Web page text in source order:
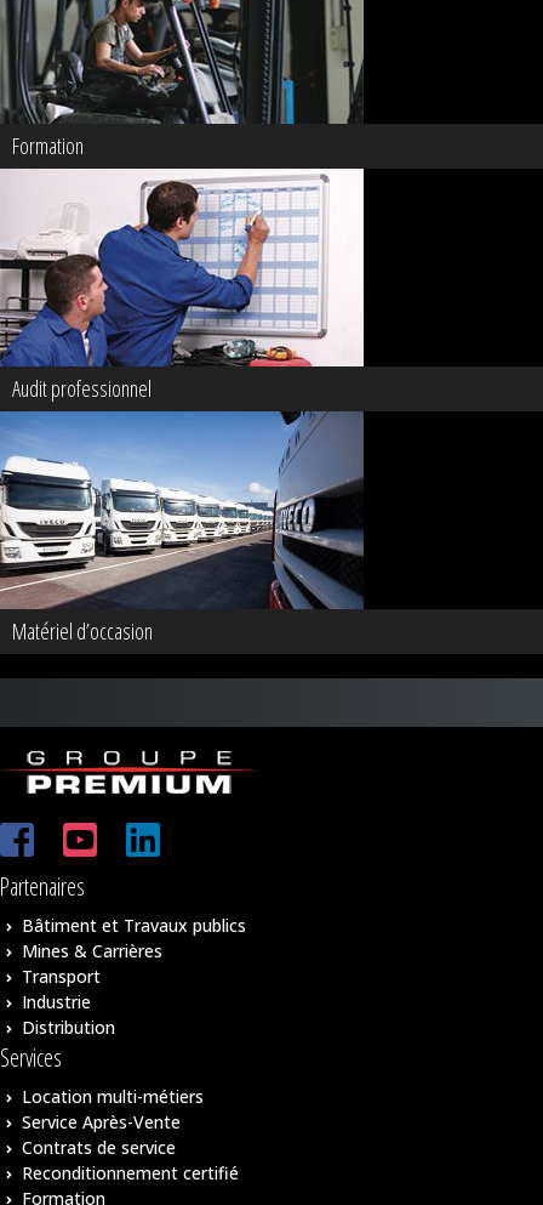
Formation
Audit professionnel
Matériel d’occasion
Partenaires
Bâtiment et Travaux publics
Mines & Carrières
Transport
Industrie
Distribution
Services
Location multi-métiers
Service Après-Vente
Contrats de service
Reconditionnement certifié
Formation